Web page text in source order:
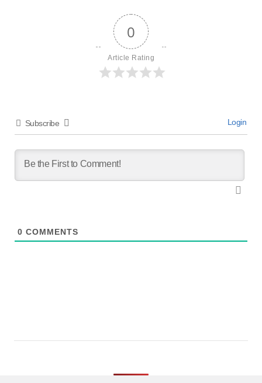
0
Article Rating
Subscribe Login
0 COMMENTS